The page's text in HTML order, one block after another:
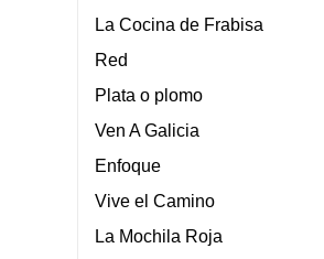
La Cocina de Frabisa
Red
Plata o plomo
Ven A Galicia
Enfoque
Vive el Camino
La Mochila Roja